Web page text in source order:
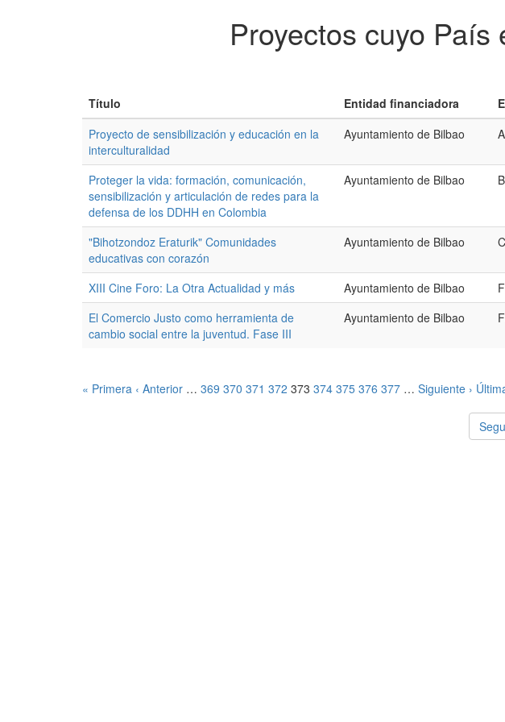
Proyectos cuyo País
Título Entidad financiadora
Proyecto de sensibilización y educación en la
interculturalidad
Ayuntamiento de Bilbao
Proteger la vida: formación, comunicación,
sensibilización y articulación de redes para la
defensa de los DDHH en Colombia
Ayuntamiento de Bilbao
"Bihotzondoz Eraturik" Comunidades
educativas con corazón
Ayuntamiento de Bilbao
XIII Cine Foro: La Otra Actualidad y más Ayuntamiento de Bilbao
El Comercio Justo como herramienta de
cambio social entre la juventud. Fase III
Ayuntamiento de Bilbao
« Primera ‹ Anterior … 369 370 371 372 373 374 375 376 377 … Siguiente ›